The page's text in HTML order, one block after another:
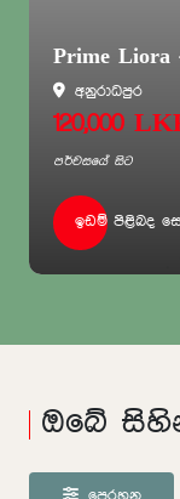
Prime Liora
අනුරාධපුර
120,000
පර්චසයේ සිට
ඉඩම් පිළිබද
ඔබේ